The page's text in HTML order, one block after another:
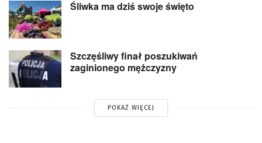
Śliwka ma dziś swoje święto
Szczęśliwy finał poszukiwań
zaginionego mężczyzny
POKAŻ WIĘCEJ